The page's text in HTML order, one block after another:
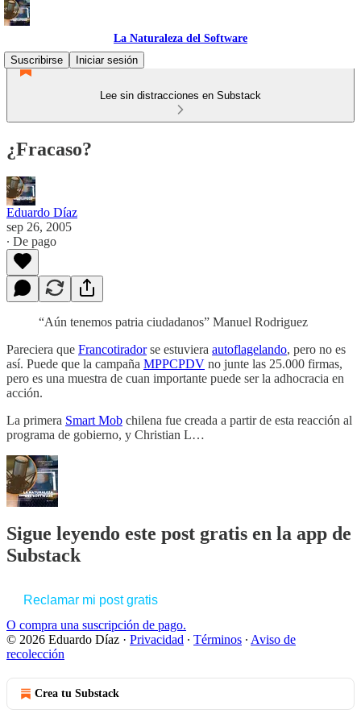
La Naturaleza del Software
Suscribirse
Iniciar sesión
Lee sin distracciones en Substack
¿Fracaso?
Eduardo Díaz
sep 26, 2005
∙ De pago
“Aún tenemos patria ciudadanos” Manuel Rodriguez
Pareciera que Francotiradorse estuviera autoflagelando, pero no es
así. Puede que la campaña MPPCPDV no junte las 25.000 firmas,
pero es una muestra de cuan importante puede ser la adhocracia en
acción.
La primera Smart Mob chilena fue creada a partir de esta reacción al
programa de gobierno, y Christian L…
Sigue leyendo este post gratis en la app de
Substack
Reclamar mi post gratis
O compra una suscripción de pago.
© 2026 Eduardo Díaz · Privacidad ∙ Términos ∙ Aviso de
recolección
Crea tu Substack